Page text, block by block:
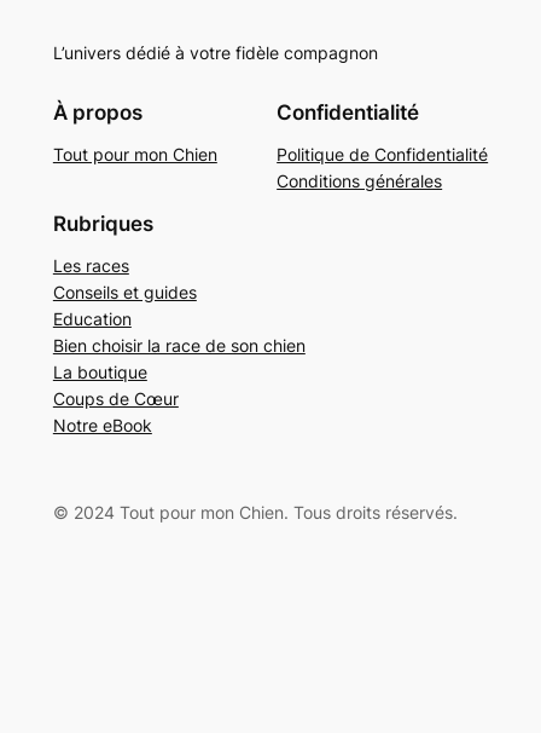
L’univers dédié à votre fidèle compagnon
À propos
Tout pour mon Chien
Confidentialité
Politique de Confidentialité
Conditions générales
Rubriques
Les races
Conseils et guides
Education
Bien choisir la race de son chien
La boutique
Coups de Cœur
Notre eBook
© 2024 Tout pour mon Chien. Tous droits réservés.